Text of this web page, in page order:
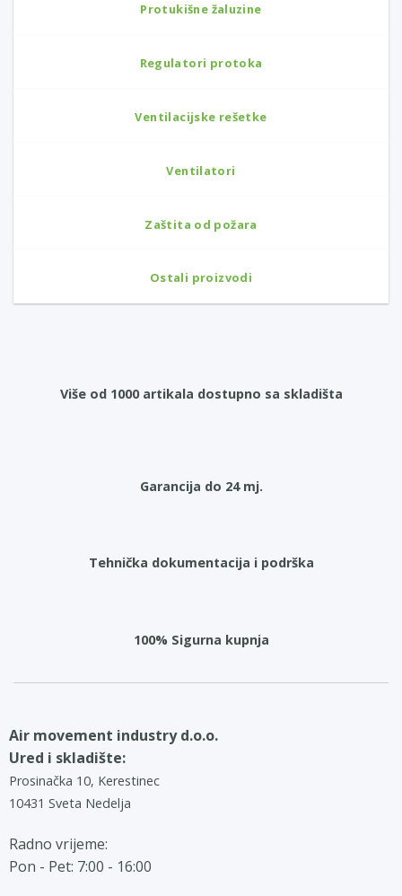
Protukišne žaluzine
Regulatori protoka
Ventilacijske rešetke
Ventilatori
Zaštita od požara
Ostali proizvodi
Više od 1000 artikala dostupno sa skladišta
Garancija do 24 mj.
Tehnička dokumentacija i podrška
100% Sigurna kupnja
Air movement industry d.o.o.
Ured i skladište:
Prosinačka 10, Kerestinec
10431 Sveta Nedelja
Radno vrijeme:
Pon - Pet: 7:00 - 16:00